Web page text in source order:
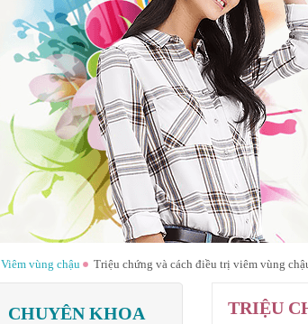
Viêm vùng chậu Triệu chứng và cách điều trị viêm vùng
CHUYÊN KHOA TRIỆU